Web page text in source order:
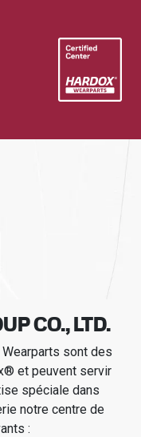
CO., LTD.
sont des
et peuvent servir
spéciale dans
notre centre de
: